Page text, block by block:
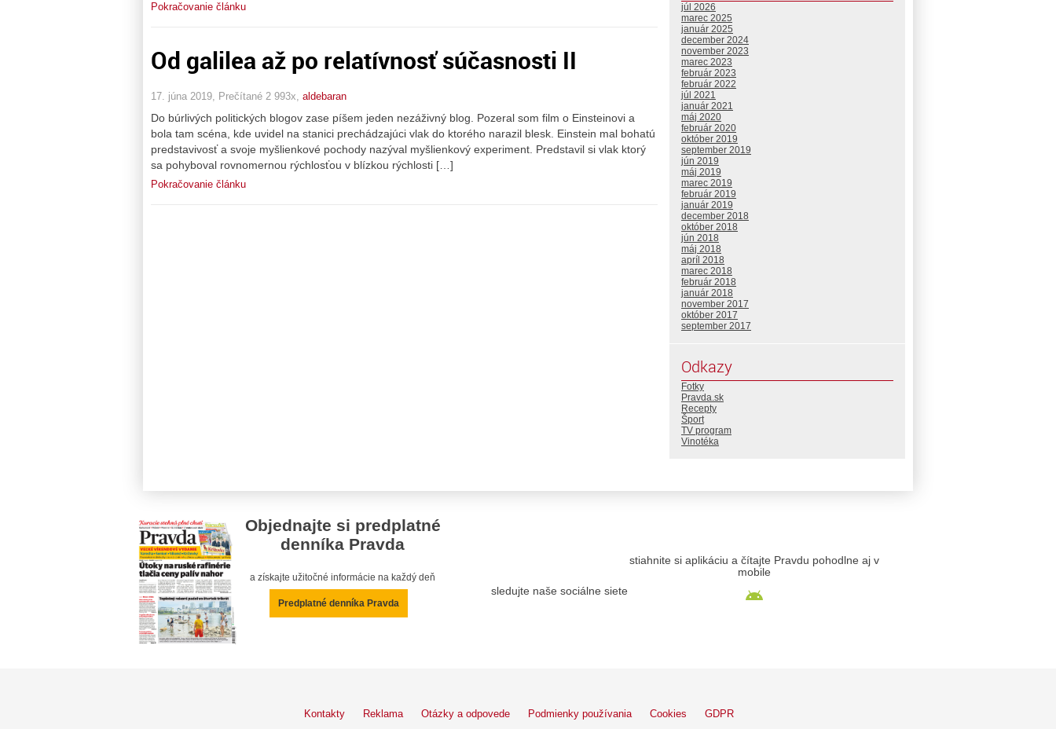
Pokračovanie článku
Od galilea až po relatívnosť súčasnosti II
17. júna 2019, Prečítané 2 993x, aldebaran
Do búrlivých politických blogov zase píšem jeden nezáživný blog. Pozeral som film o Einsteinovi a
bola tam scéna, kde uvidel na stanici prechádzajúci vlak do ktorého narazil blesk. Einstein mal bohatú
predstavivosť a svoje myšlienkové pochody nazýval myšlienkový experiment. Predstavil si vlak ktorý
sa pohyboval rovnomernou rýchlosťou v blízkou rýchlosti […]
Pokračovanie článku
júl 2026
marec 2025
január 2025
december 2024
november 2023
marec 2023
február 2023
február 2022
júl 2021
január 2021
máj 2020
február 2020
október 2019
september 2019
jún 2019
máj 2019
marec 2019
február 2019
január 2019
december 2018
október 2018
jún 2018
máj 2018
apríl 2018
marec 2018
február 2018
január 2018
november 2017
október 2017
september 2017
Odkazy
Fotky
Pravda.sk
Recepty
Šport
TV program
Vinotéka
Objednajte si predplatné
denníka Pravda
a získajte užitočné informácie na každý deň
Predplatné denníka Pravda
sledujte naše sociálne siete
stiahnite si aplikáciu a čítajte Pravdu pohodlne aj v
mobile
Kontakty Reklama Otázky a odpovede Podmienky používania Cookies GDPR